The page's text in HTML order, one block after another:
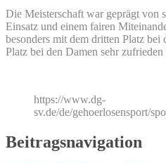
Die Meisterschaft war geprägt von
Einsatz und einem fairen
besonders mit dem dritten Platz
Platz bei den Damen sehr zufrieden
https://www.dg-
sv.de/de/gehoerlosensport/
Beitragsnavigation